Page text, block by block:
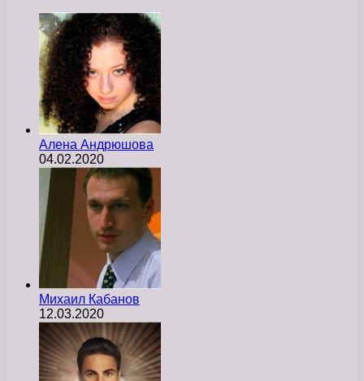
Алена Андрюшова
04.02.2020
Михаил Кабанов
12.03.2020